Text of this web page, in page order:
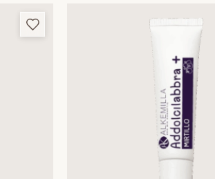
Добави в любими